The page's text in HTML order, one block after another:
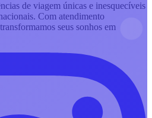
de viagem únicas e inesquecíveis
Com atendimento
seus sonhos em